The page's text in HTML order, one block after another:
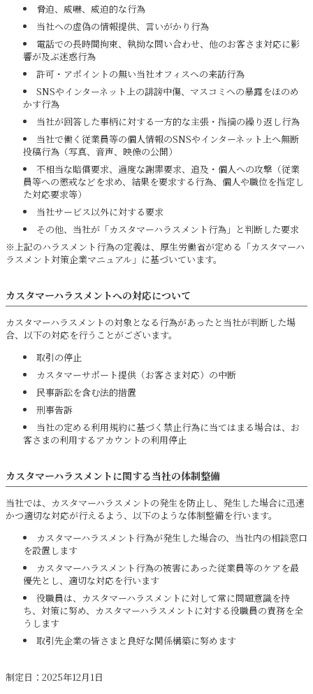
脅迫、威嚇、威迫的な行為
当社への虚偽の情報提供、言いがかり行為
電話での長時間拘束、執拗な問い合わせ、他のお客さま対応に影
響が及ぶ迷惑行為
許可・アポイントの無い当社オフィスへの来訪行為
SNSやインターネット上の誹謗中傷、マスコミへの暴露をほのめ
かす行為
当社が回答した事柄に対する一方的な主張・指摘の繰り返し行為
当社で働く従業員等の個人情報のSNSやインターネット上へ無断
投稿行為（写真、音声、映像の公開）
不相当な賠償要求、過度な謝罪要求、追及・個人への攻撃（従業
員等への懲戒などを求め、結果を要求する行為、個人や職位を指定し
た対応要求等）
当社サービス以外に対する要求
その他、当社が「カスタマーハラスメント行為」と判断した要求
※上記のハラスメント行為の定義は、厚生労働省が定める「カスタマーハ
ラスメント対策企業マニュアル」に基づいています。
カスタマーハラスメントへの対応について
カスタマーハラスメントの対象となる行為があったと当社が判断した場
合、以下の対応を行うことがございます。
取引の停止
カスタマーサポート提供（お客さま対応）の中断
民事訴訟を含む法的措置
刑事告訴
当社の定める利用規約に基づく禁止行為に当てはまる場合は、お
客さまの利用するアカウントの利用停止
カスタマーハラスメントに関する当社の体制整備
当社では、カスタマーハラスメントの発生を防止し、発生した場合に迅速
かつ適切な対応が行えるよう、以下のような体制整備を行います。
カスタマーハラスメント行為が発生した場合の、当社内の相談窓口
を設置します
カスタマーハラスメント行為の被害にあった従業員等のケアを最
優先とし、適切な対応を行います
役職員は、カスタマーハラスメントに対して常に問題意識を持
ち、対策に努め、カスタマーハラスメントに対する役職員の責務を全
うします
取引先企業の皆さまと良好な関係構築に努めます
制定日：2025年12月1日